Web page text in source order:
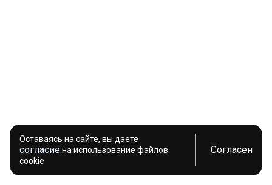
Оставаясь на сайте, вы даете
согласиена использование файлов
cookie
Согласен